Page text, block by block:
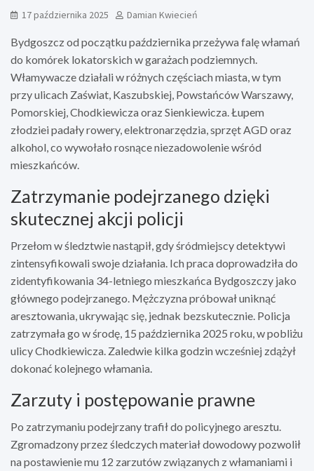
17 października 2025 Damian Kwiecień
Bydgoszcz od początku października przeżywa falę włamań
do komórek lokatorskich w garażach podziemnych.
Włamywacze działali w różnych częściach miasta, w tym
przy ulicach Zaświat, Kaszubskiej, Powstańców Warszawy,
Pomorskiej, Chodkiewicza oraz Sienkiewicza. Łupem
złodziei padały rowery, elektronarzędzia, sprzęt AGD oraz
alkohol, co wywołało rosnące niezadowolenie wśród
mieszkańców.
Zatrzymanie podejrzanego dzięki
skutecznej akcji policji
Przełom w śledztwie nastąpił, gdy śródmiejscy detektywi
zintensyfikowali swoje działania. Ich praca doprowadziła do
zidentyfikowania 34-letniego mieszkańca Bydgoszczy jako
głównego podejrzanego. Mężczyzna próbował uniknąć
aresztowania, ukrywając się, jednak bezskutecznie. Policja
zatrzymała go w środę, 15 października 2025 roku, w pobliżu
ulicy Chodkiewicza. Zaledwie kilka godzin wcześniej zdążył
dokonać kolejnego włamania.
Zarzuty i postępowanie prawne
Po zatrzymaniu podejrzany trafił do policyjnego aresztu.
Zgromadzony przez śledczych materiał dowodowy pozwolił
na postawienie mu 12 zarzutów związanych z włamaniami i